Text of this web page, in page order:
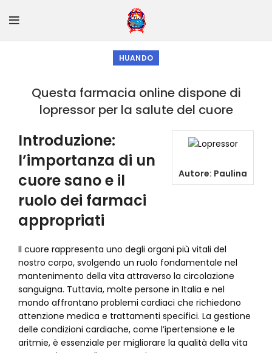
HUANDO
Questa farmacia online dispone di
lopressor per la salute del cuore
Autore: Paulina
Introduzione:
l’importanza di un
cuore sano e il
ruolo dei farmaci
appropriati
Il cuore rappresenta uno degli organi più vitali del
nostro corpo, svolgendo un ruolo fondamentale nel
mantenimento della vita attraverso la circolazione
sanguigna. Tuttavia, molte persone in Italia e nel
mondo affrontano problemi cardiaci che richiedono
attenzione medica e trattamenti specifici. La gestione
delle condizioni cardiache, come l’ipertensione e le
aritmie, è essenziale per migliorare la qualità della vita